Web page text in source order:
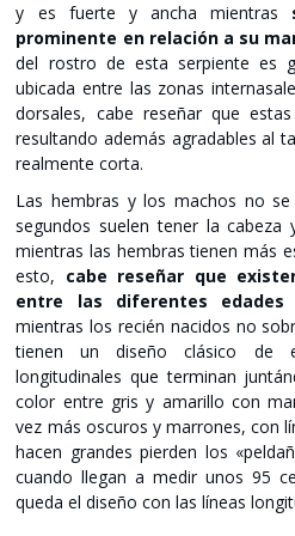
y es fuerte y ancha mientras
prominente en relación a su
del rostro de esta serpiente es
ubicada entre las zonas
dorsales, cabe reseñar que
resultando además agradables al
realmente corta.
Las hembras y los machos no
segundos suelen tener la
mientras las hembras tienen más
esto, cabe reseñar que
entre las diferentes edades
mientras los recién nacidos no
tienen un diseño clásico de
longitudinales que terminan
color entre gris y amarillo con
vez más oscuros y marrones, con
hacen grandes pierden los
cuando llegan a medir unos 95
queda el diseño con las líneas